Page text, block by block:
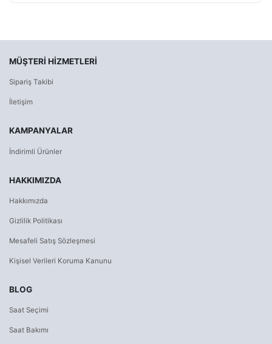
MÜŞTERI HIZMETLERI
Sipariş Takibi
İletişim
KAMPANYALAR
İndirimli Ürünler
HAKKIMIZDA
Hakkımızda
Gizlilik Politikası
Mesafeli Satış Sözleşmesi
Kişisel Verileri Koruma Kanunu
BLOG
Saat Seçimi
Saat Bakımı